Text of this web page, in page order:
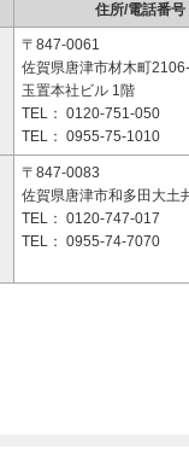
住所/電話番号
〒847-0061
佐賀県唐津市材木町
玉置本社ビル 1階
TEL： 0120-751-050
TEL： 0955-75-1010
〒847-0083
佐賀県唐津市和多田大土
TEL： 0120-747-017
TEL： 0955-74-7070